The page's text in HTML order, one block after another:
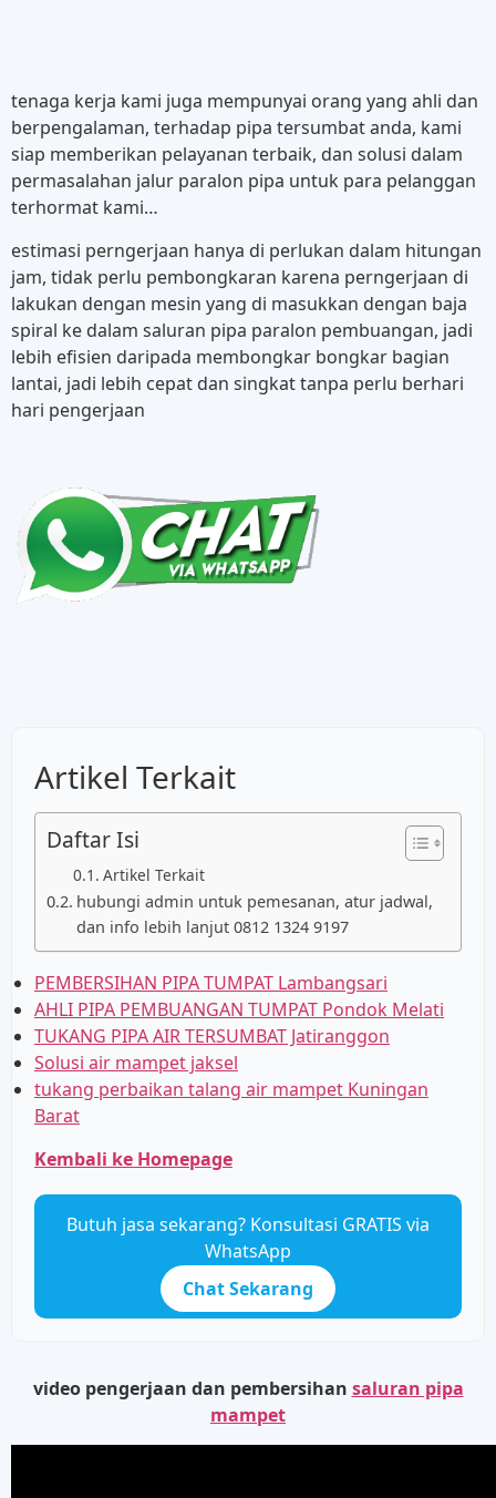
tenaga kerja kami juga mempunyai orang yang ahli dan
berpengalaman, terhadap pipa tersumbat anda, kami
siap memberikan pelayanan terbaik, dan solusi dalam
permasalahan jalur paralon pipa untuk para pelanggan
terhormat kami…
estimasi perngerjaan hanya di perlukan dalam hitungan
jam, tidak perlu pembongkaran karena perngerjaan di
lakukan dengan mesin yang di masukkan dengan baja
spiral ke dalam saluran pipa paralon pembuangan, jadi
lebih efisien daripada membongkar bongkar bagian
lantai, jadi lebih cepat dan singkat tanpa perlu berhari
hari pengerjaan
Artikel Terkait
Daftar Isi
Artikel Terkait
hubungi admin untuk pemesanan, atur jadwal,
dan info lebih lanjut 0812 1324 9197
PEMBERSIHAN PIPA TUMPAT Lambangsari
AHLI PIPA PEMBUANGAN TUMPAT Pondok Melati
TUKANG PIPA AIR TERSUMBAT Jatiranggon
Solusi air mampet jaksel
tukang perbaikan talang air mampet Kuningan
Barat
Kembali ke Homepage
Butuh jasa sekarang? Konsultasi GRATIS via
WhatsApp
Chat Sekarang
video pengerjaan dan pembersihan saluran pipa
mampet